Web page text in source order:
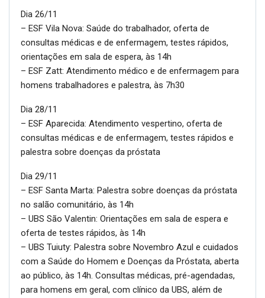
Dia 26/11
– ESF Vila Nova: Saúde do trabalhador, oferta de
consultas médicas e de enfermagem, testes rápidos,
orientações em sala de espera, às 14h
– ESF Zatt: Atendimento médico e de enfermagem para
homens trabalhadores e palestra, às 7h30
Dia 28/11
– ESF Aparecida: Atendimento vespertino, oferta de
consultas médicas e de enfermagem, testes rápidos e
palestra sobre doenças da próstata
Dia 29/11
– ESF Santa Marta: Palestra sobre doenças da próstata
no salão comunitário, às 14h
– UBS São Valentin: Orientações em sala de espera e
oferta de testes rápidos, às 14h
– UBS Tuiuty: Palestra sobre Novembro Azul e cuidados
com a Saúde do Homem e Doenças da Próstata, aberta
ao público, às 14h. Consultas médicas, pré-agendadas,
para homens em geral, com clínico da UBS, além de